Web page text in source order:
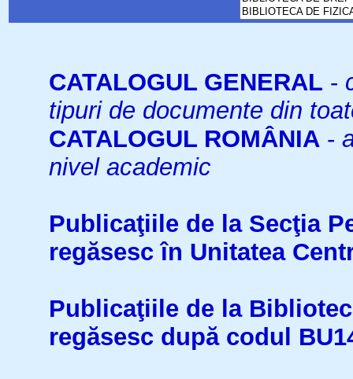
CATALOGUL GENERAL -
tipuri de documente din
CATALOGUL ROMÂNIA -
nivel academic
Publicaţiile de la Secţia
regăsesc în Unitatea
Publicaţiile de la
regăsesc după codul